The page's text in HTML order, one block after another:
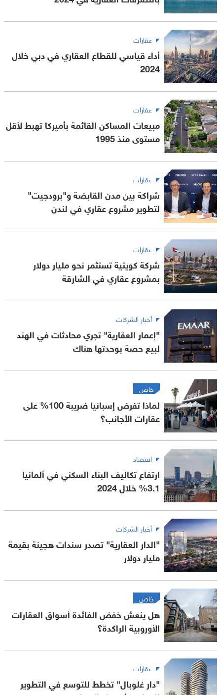
عقارات
أداء قياسي للقطاع العقاري في دبي خلال
2024
عقارات
مبيعات المساكن القائمة بأميركا تهبط لأقل
مستوى منذ 1995
عقارات
شراكة بين مدن القابضة و"برودجيت"
لتطوير مشروع عقاري في لندن
عقارات
شركة كويتية تستثمر نحو مليار دولار
بمشروع عقاري في الشارقة
أخبار الشركات
"إعمار العقارية" تجري محادثات في الهند
لبيع حصة بوحدتها هناك
خاص
لماذا تفرض إسبانيا ضريبة 100% على
عقارات الأجانب؟
اقتصاد
ارتفاع تكاليف البناء السكني في ألمانيا
3.1% خلال 2024
أخبار الشركات
"الدار العقارية" تصدر سندات هجينة بقيمة
مليار دولار
خاص
هل ينعش خفض الفائدة أسواق العقارات
الأوروبية الراكدة؟
عقارات
"دار غلوبال" تخطط للتوسع في التطوير